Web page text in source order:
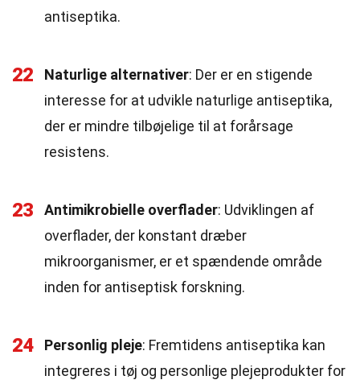
antiseptika.
22 Naturlige alternativer: Der er en stigende
interesse for at udvikle naturlige antiseptika,
der er mindre tilbøjelige til at forårsage
resistens.
23 Antimikrobielle overflader: Udviklingen af
overflader, der konstant dræber
mikroorganismer, er et spændende område
inden for antiseptisk forskning.
24 Personlig pleje: Fremtidens antiseptika kan
integreres i tøj og personlige plejeprodukter for